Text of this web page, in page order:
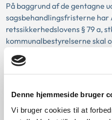
Denne hjemmeside bruger
Vi bruger cookies til at
På baggrund af de gentagne
sagsbehandlingsfristerne
retssikkerhedslovens § 79 a,
kommunalbestyrelserne skal
kommunalbestyrelsens
foranstaltninger de vil sætte i
Hent publikation